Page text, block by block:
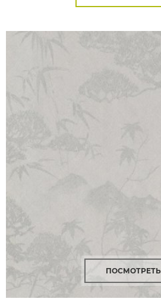
ПОСМОТРЕТЬ